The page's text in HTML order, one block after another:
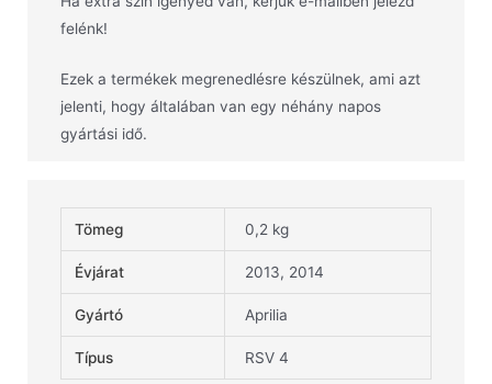
felénk!
Ezek a termékek megrenedlésre készülnek, ami azt
jelenti, hogy általában van egy néhány napos
gyártási idő.
Tömeg 0,2 kg
Évjárat 2013, 2014
Gyártó Aprilia
Típus RSV 4